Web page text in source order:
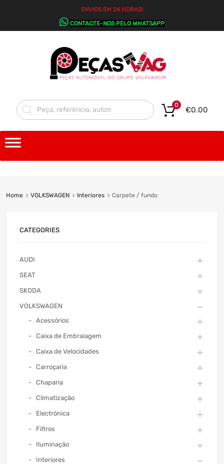
ENVIOS EM 24 HORAS!
CONTACTE-NOS PELO WHATSAPP
€0.00
0
Home VOLKSWAGEN Interiores Carpete / fundo
CATEGORIES
AUDI
SEAT
SKODA
VOLKSWAGEN
Acessórios
Caixa de Embraiagem
Caixa de Velocidades
Carroçaria
Chaparia
Climatização
Electrónica
Filtros
Iluminação
Interiores